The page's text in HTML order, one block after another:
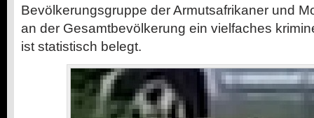
Bevölkerungsgruppe der Armutsafrikaner und
an der Gesamtbevölkerung ein vielfaches
ist statistisch belegt.